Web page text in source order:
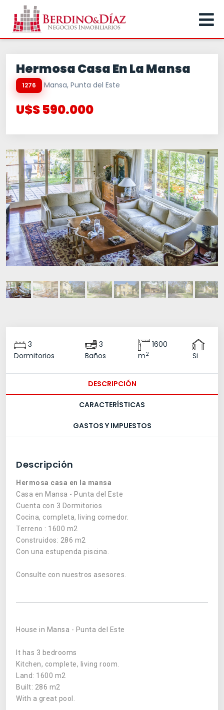
Hermosa Casa En La Mansa
1276 Mansa, Punta del Este
U$S 590.000
3
Dormitorios
3
Baños
1600
m2 Si
DESCRIPCIÓN
CARACTERÍSTICAS
GASTOS Y IMPUESTOS
Descripción
Hermosa casa en la mansa
Casa en Mansa - Punta del Este
Cuenta con 3 Dormitorios
Cocina, completa, living comedor.
Terreno : 1600 m2
Construidos: 286 m2
Con una estupenda piscina.
Consulte con nuestros asesores.
House in Mansa - Punta del Este
It has 3 bedrooms
Kitchen, complete, living room.
Land: 1600 m2
Built: 286 m2
With a great pool.